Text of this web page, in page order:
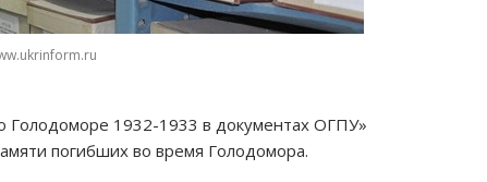
Голодоморе 1932-1933 в документах ОГПУ»
погибших во время Голодомора.